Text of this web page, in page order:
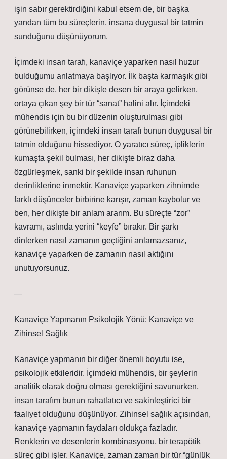
işin sabır gerektirdiğini kabul etsem de, bir başka
yandan tüm bu süreçlerin, insana duygusal bir tatmin
sunduğunu düşünüyorum.
İçimdeki insan tarafı, kanaviçe yaparken nasıl huzur
bulduğumu anlatmaya başlıyor. İlk başta karmaşık gibi
görünse de, her bir dikişle desen bir araya gelirken,
ortaya çıkan şey bir tür “sanat” halini alır. İçimdeki
mühendis için bu bir düzenin oluşturulması gibi
görünebilirken, içimdeki insan tarafı bunun duygusal bir
tatmin olduğunu hissediyor. O yaratıcı süreç, ipliklerin
kumaşta şekil bulması, her dikişte biraz daha
özgürleşmek, sanki bir şekilde insan ruhunun
derinliklerine inmektir. Kanaviçe yaparken zihnimde
farklı düşünceler birbirine karışır, zaman kaybolur ve
ben, her dikişte bir anlam ararım. Bu süreçte “zor”
kavramı, aslında yerini “keyfe” bırakır. Bir şarkı
dinlerken nasıl zamanın geçtiğini anlamazsanız,
kanaviçe yaparken de zamanın nasıl aktığını
unutuyorsunuz.
—
Kanaviçe Yapmanın Psikolojik Yönü: Kanaviçe ve
Zihinsel Sağlık
Kanaviçe yapmanın bir diğer önemli boyutu ise,
psikolojik etkileridir. İçimdeki mühendis, bir şeylerin
analitik olarak doğru olması gerektiğini savunurken,
insan tarafım bunun rahatlatıcı ve sakinleştirici bir
faaliyet olduğunu düşünüyor. Zihinsel sağlık açısından,
kanaviçe yapmanın faydaları oldukça fazladır.
Renklerin ve desenlerin kombinasyonu, bir terapötik
süreç gibi işler. Kanaviçe, zaman zaman bir tür “günlük